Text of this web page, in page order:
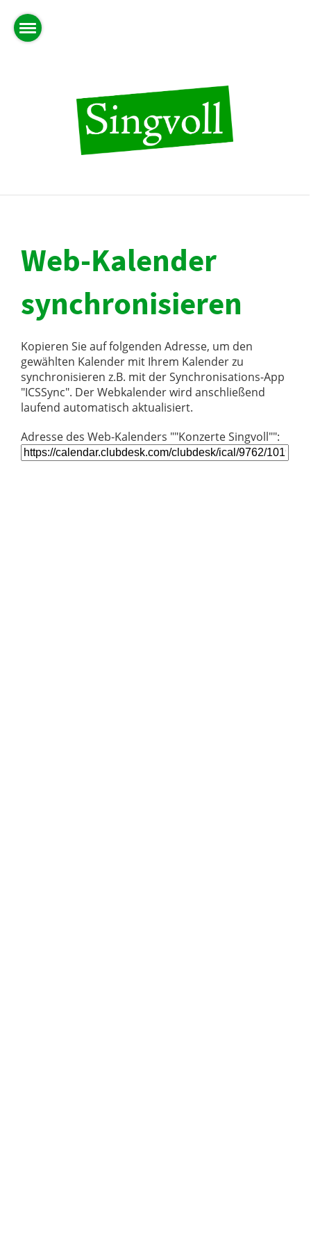
Web-Kalender
synchronisieren
Kopieren Sie auf folgenden Adresse, um den
gewählten Kalender mit Ihrem Kalender zu
synchronisieren z.B. mit der Synchronisations-App
"ICSSync". Der Webkalender wird anschließend
laufend automatisch aktualisiert.
Adresse des Web-Kalenders ""Konzerte Singvoll"":